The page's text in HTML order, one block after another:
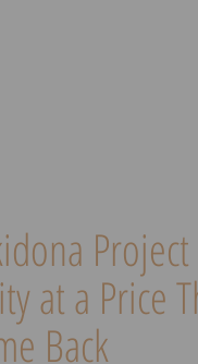
Project
at a Price
Back